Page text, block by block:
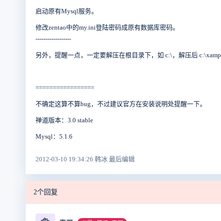
启动原有Mysql服务。
修改zentao中的my.ini登陆密码成原有数据库密码。
------------------
另外，提醒一点，一定要解压在根目录下，如 c:\，解压后
=================
不确定这算不算bug，不过建议官方在安装说明处提醒一下。
禅道版本：3.0 stable
Mysql：5.1.6
2012-03-10 19:34:26 韩冰 最后编辑
2个回复